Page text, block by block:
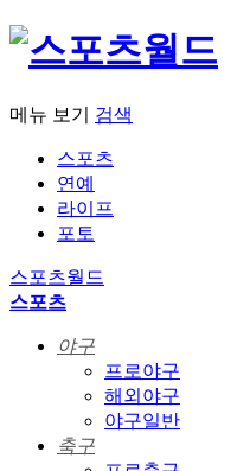
메뉴 보기 검색
스포츠
연예
라이프
포토
스포츠월드
스포츠
야구
프로야구
해외야구
야구일반
축구